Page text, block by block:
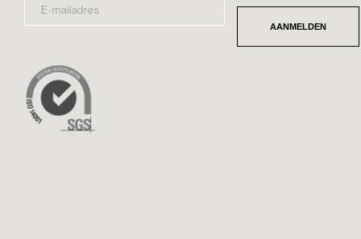
MAILADRES* AANMELDEN